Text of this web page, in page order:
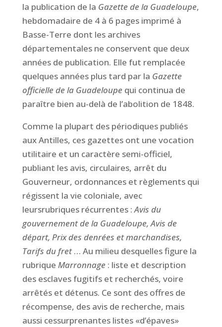
la publication de la Gazette de la Guadeloupe,
hebdomadaire de 4 à 6 pages imprimé à
Basse-Terre dont les archives
départementales ne conservent que deux
années de publication. Elle fut remplacée
quelques années plus tard par la Gazette
officielle de la Guadeloupequi continua de
paraître bien au-delà de l’abolition de 1848.
Comme la plupart des périodiques publiés
aux Antilles, ces gazettesont une vocation
utilitaire et un caractère semi-officiel,
publiant les avis, circulaires, arrêt du
Gouverneur, ordonnances et règlements qui
régissent la vie coloniale, avec
leursrubriques récurrentes :Avis du
gouvernement de la Guadeloupe, Avis de
départ, Prix des denrées etmarchandises,
Tarifs du fret… Au milieu desquelles figure la
rubrique Marronnage: liste et description
des esclaves fugitifs et recherchés, voire
arrêtés et détenus. Ce sont des offres de
récompense, des avis de recherche, mais
aussi cessurprenanteslistes«d’épaves»